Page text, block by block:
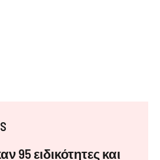
95 ειδικότητες και